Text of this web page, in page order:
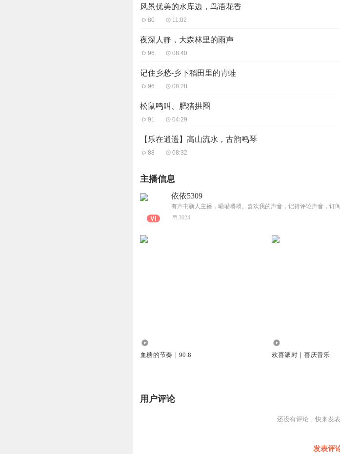
风景优美的水库边，鸟语花香
80 11:02
夜深人静，大森林里的雨声
96 08:40
记住乡愁-乡下稻田里的青蛙
96 08:28
松鼠鸣叫、肥猪拱圈
91 04:29
【乐在逍遥】高山流水，古韵鸣琴
88 08:32
主播信息
依依5309
有声书新人主播，嘞嘞嘚嘚。喜欢我的声音，记得评论声音，订
3024
血糖的节奏｜90.8 欢喜派对｜喜庆音乐
用户评论
还没有评论，快来发
发表评